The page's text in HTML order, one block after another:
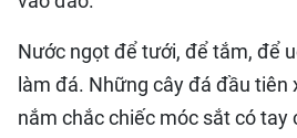
Nước ngọt để tưới, để tắm, để
làm đá. Những cây đá đầu tiên
nắm chắc chiếc móc sắt có tay